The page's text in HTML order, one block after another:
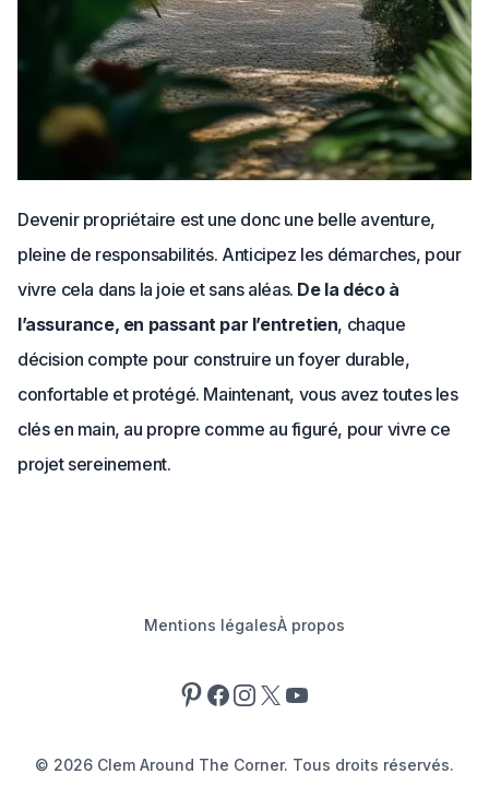
Devenir propriétaire est une donc une belle aventure,
pleine de responsabilités. Anticipez les démarches, pour
vivre cela dans la joie et sans aléas. De la déco à
l’assurance, en passant par l’entretien, chaque
décision compte pour construire un foyer durable,
confortable et protégé. Maintenant, vous avez toutes les
clés en main, au propre comme au figuré, pour vivre ce
projet sereinement.
Mentions légalesÀ propos
Pinterest
Facebook
Instagram
X YouTube
© 2026 Clem Around The Corner. Tous droits réservés.